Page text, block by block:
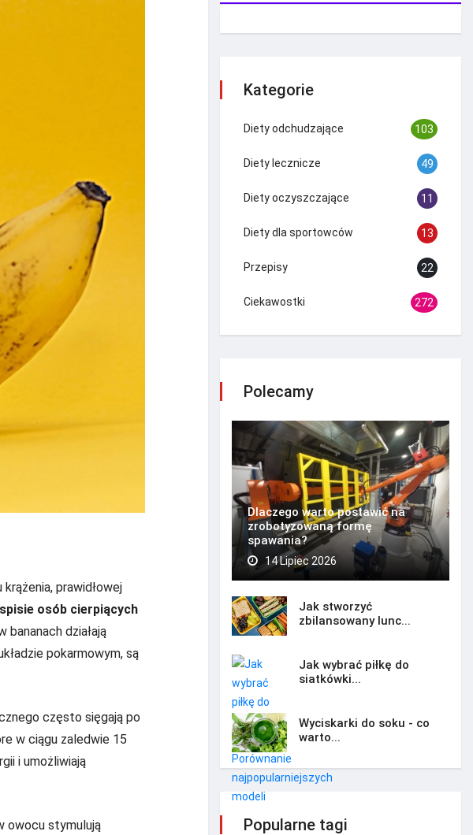
prawidłowej
osób cierpiących
bananach działają
pokarmowym, są
często sięgają po
w ciągu zaledwie 15
i umożliwiają
owocu stymulują
Kategorie
Diety odchudzające 103
Diety lecznicze 49
Diety oczyszczające 11
Diety dla sportowców 13
Przepisy 22
Ciekawostki 272
Polecamy
Dlaczego warto postawić na
zrobotyzowaną formę
spawania?
14 Lipiec 2026
Jak stworzyć
zbilansowany lunc...
Jak wybrać piłkę do
siatkówki...
Wyciskarki do soku - co
warto...
Popularne tagi